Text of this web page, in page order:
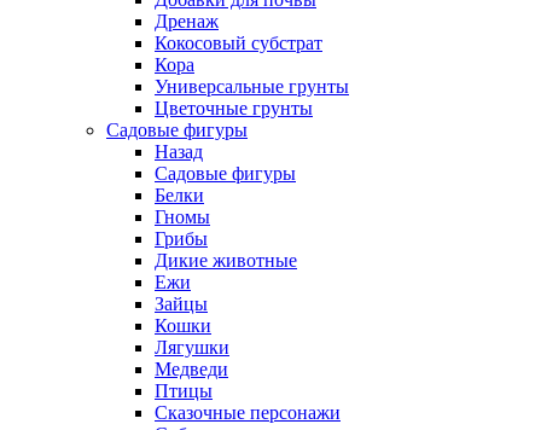
Дренаж
Кокосовый субстрат
Кора
Универсальные грунты
Цветочные грунты
Садовые фигуры
Назад
Садовые фигуры
Белки
Гномы
Грибы
Дикие животные
Ежи
Зайцы
Кошки
Лягушки
Медведи
Птицы
Сказочные персонажи